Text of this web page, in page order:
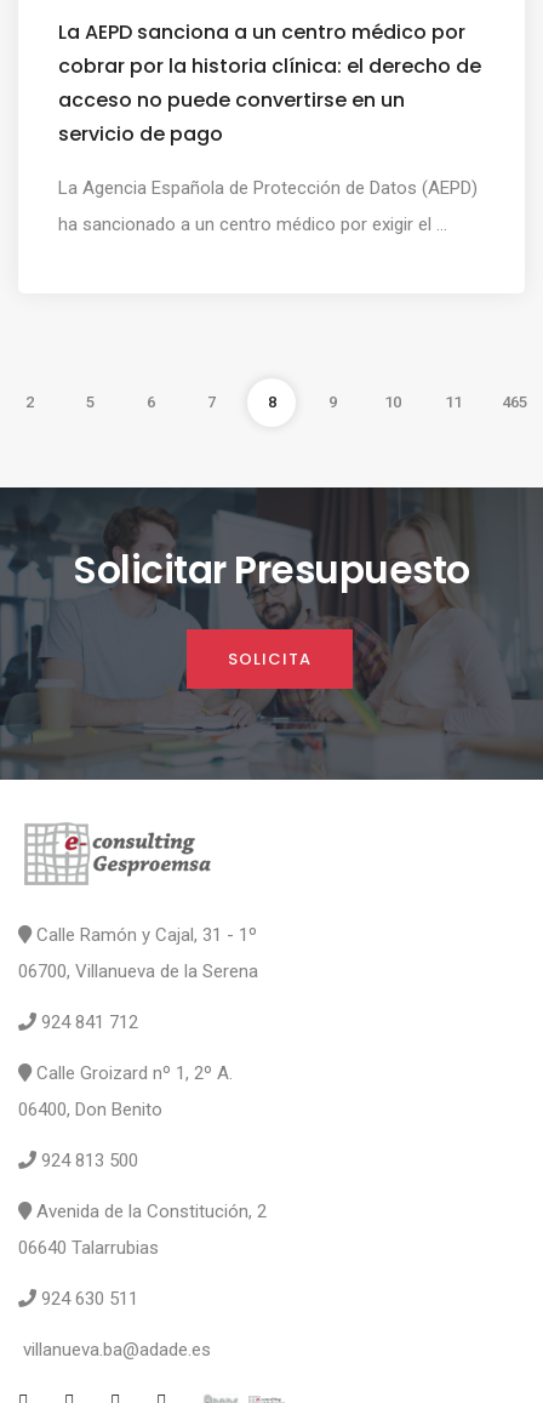
La AEPD sanciona a un centro médico por
cobrar por la historia clínica: el derecho de
acceso no puede convertirse en un
servicio de pago
La Agencia Española de Protección de Datos (AEPD)
ha sancionado a un centro médico por exigir el ...
2 5 6 7 8 9 10 11 465
Solicitar Presupuesto
SOLICITA
Calle Ramón y Cajal, 31 - 1º
06700, Villanueva de la Serena
924 841 712
Calle Groizard nº 1, 2º A.
06400, Don Benito
924 813 500
Avenida de la Constitución, 2
06640 Talarrubias
924 630 511
villanueva.ba@adade.es